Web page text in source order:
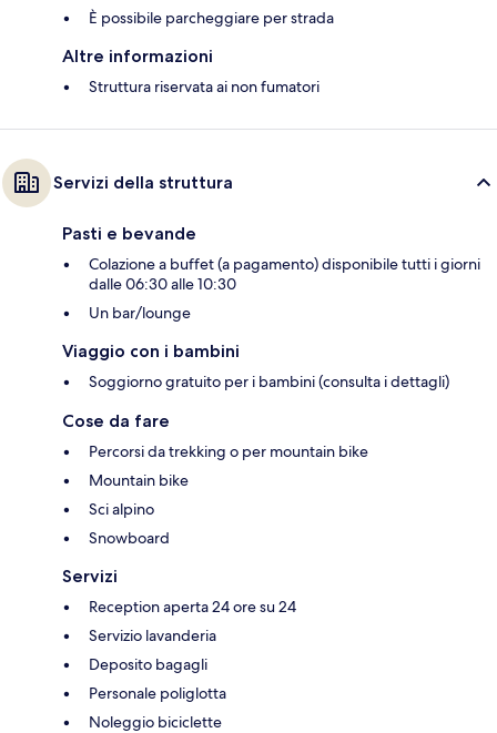
È possibile parcheggiare per strada
Altre informazioni
Struttura riservata ai non fumatori
Servizi della struttura
Pasti e bevande
Colazione a buffet (a pagamento) disponibile tutti i giorni
dalle 06:30 alle 10:30
Un bar/lounge
Viaggio con i bambini
Soggiorno gratuito per i bambini (consulta i dettagli)
Cose da fare
Percorsi da trekking o per mountain bike
Mountain bike
Sci alpino
Snowboard
Servizi
Reception aperta 24 ore su 24
Servizio lavanderia
Deposito bagagli
Personale poliglotta
Noleggio biciclette